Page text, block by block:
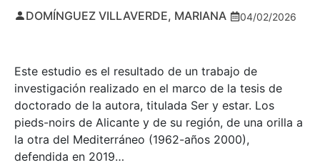
DOMÍNGUEZ VILLAVERDE, MARIANA 04/02/2026
Este estudio es el resultado de un trabajo de
investigación realizado en el marco de la tesis de
doctorado de la autora, titulada Ser y estar. Los
pieds-noirs de Alicante y de su región, de una orilla a
la otra del Mediterráneo (1962-años 2000),
defendida en 2019…